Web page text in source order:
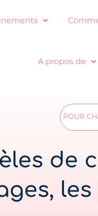
A propos de
POUR
de